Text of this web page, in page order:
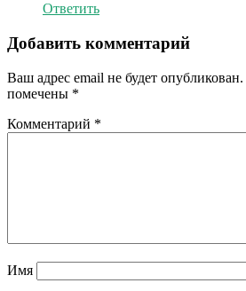
Ответить
Добавить комментарий
Ваш адрес email не будет опубликован.
помечены *
Комментарий *
Имя